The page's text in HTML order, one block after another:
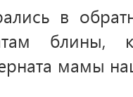
в
блины,
мамы